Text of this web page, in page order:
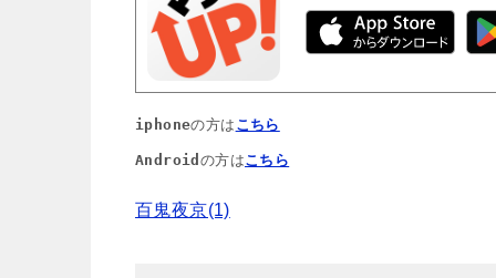
iphoneの方は こちら
Android の方はこちら
百鬼夜京(1)